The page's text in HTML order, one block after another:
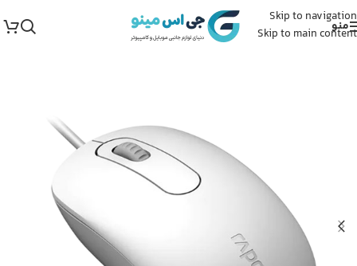
Skip to navigation
Skip to main content
منو